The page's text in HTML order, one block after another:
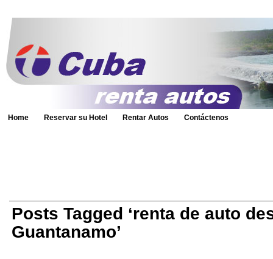
Home Reservar su Hotel Rentar Autos Contáctenos
Posts Tagged ‘renta de auto
Guantanamo’